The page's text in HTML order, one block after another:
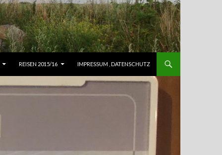
REISEN 2015/16 IMPRESSUM , DATENSCHUTZ